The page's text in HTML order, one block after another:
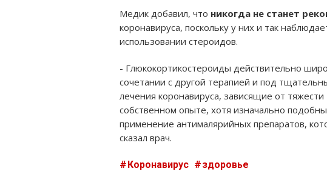
Медик добавил, что никогда не станет
коронавируса, поскольку у них и так
использовании стероидов.
- Глюкокортикостероиды действительно
сочетании с другой терапией и под
лечения коронавируса, зависящие от
собственном опыте, хотя изначально
применение антималярийных препаратов,
сказал врач.
Коронавирус здоровье